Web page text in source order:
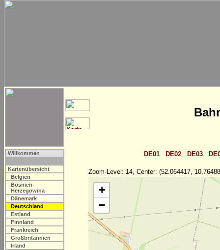
Willkommen
Kartenübersicht
Belgien
Bosnien-
Herzegowina
Dänemark
Deutschland
Estland
Finnland
Frankreich
Großbritannien
Irland
DE01 DE02 DE03
Zoom-Level: 14, Center: (52.064417,
+
−